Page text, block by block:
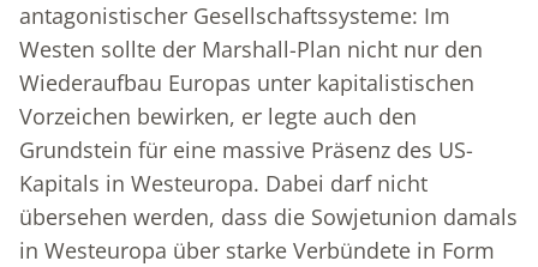
antagonistischer Gesellschaftssysteme: Im
Westen sollte der Marshall-Plan nicht nur den
Wiederaufbau Europas unter kapitalistischen
Vorzeichen bewirken, er legte auch den
Grundstein für eine massive Präsenz des US-
Kapitals in Westeuropa. Dabei darf nicht
übersehen werden, dass die Sowjetunion damals
in Westeuropa über starke Verbündete in Form